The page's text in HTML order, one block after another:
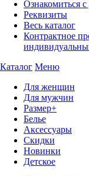
Ознакомиться
Реквизиты
Весь каталог
Контрактное
Каталог Меню
Для женщин
Для мужчин
Размер+
Белье
Аксессуары
Скидки
Новинки
Детское